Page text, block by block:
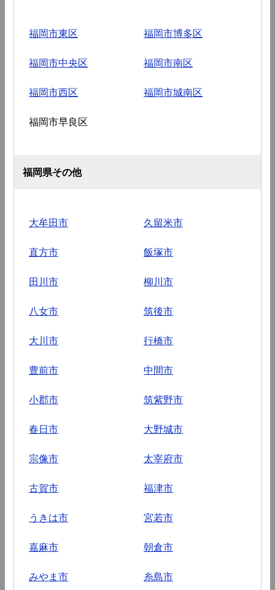
福岡市東区 福岡市博多区
福岡市中央区 福岡市南区
福岡市西区 福岡市城南区
福岡市早良区
福岡県その他
大牟田市 久留米市
直方市 飯塚市
田川市 柳川市
八女市 筑後市
大川市 行橋市
豊前市 中間市
小郡市 筑紫野市
春日市 大野城市
宗像市 太宰府市
古賀市 福津市
うきは市 宮若市
嘉麻市 朝倉市
みやま市 糸島市